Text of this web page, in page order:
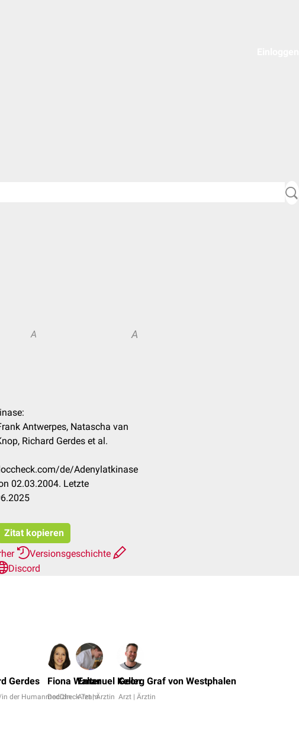
A A
Antwerpes, Natascha van
Richard Gerdes et al.
de/Adenylatkinase
02.03.2004. Letzte
Zitat kopieren
Versionsgeschichte
Discord
Gerdes
der Humanmedizin
Fiona Walter
DocCheck Team
Emanuel Keller
Arzt | Ärztin
Georg Graf von Westphalen
Arzt | Ärztin